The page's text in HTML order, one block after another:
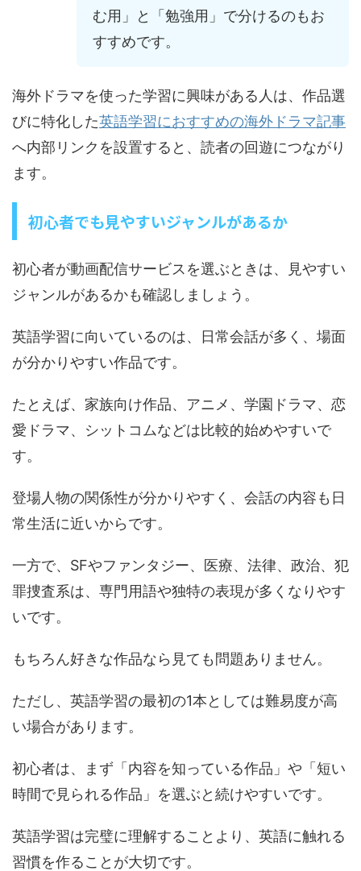
む用」と「勉強用」で分けるのもお
すすめです。
海外ドラマを使った学習に興味がある人は、作品選
びに特化した英語学習におすすめの海外ドラマ記事
へ内部リンクを設置すると、読者の回遊につながり
ます。
初心者でも見やすいジャンルがあるか
初心者が動画配信サービスを選ぶときは、見やすい
ジャンルがあるかも確認しましょう。
英語学習に向いているのは、日常会話が多く、場面
が分かりやすい作品です。
たとえば、家族向け作品、アニメ、学園ドラマ、恋
愛ドラマ、シットコムなどは比較的始めやすいで
す。
登場人物の関係性が分かりやすく、会話の内容も日
常生活に近いからです。
一方で、SFやファンタジー、医療、法律、政治、犯
罪捜査系は、専門用語や独特の表現が多くなりやす
いです。
もちろん好きな作品なら見ても問題ありません。
ただし、英語学習の最初の1本としては難易度が高
い場合があります。
初心者は、まず「内容を知っている作品」や「短い
時間で見られる作品」を選ぶと続けやすいです。
英語学習は完璧に理解することより、英語に触れる
習慣を作ることが大切です。